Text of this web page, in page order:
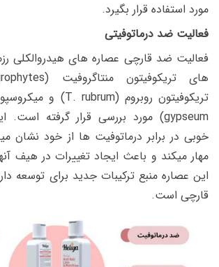
مورد استفاده قرار بگیرد.
فعالیت ضد درماتوفیتی
فعالیت ضد قارچی عصاره های هیدروالکلی
های تریکوفیتون منتاگروفیت (
تریکوفیتون روبروم (T. rubrum) و
gypseum) مورد بررسی قرار گرفته است.
خوبی در برابر درماتوفیت ها از خود نشان
مهار میکند و باعث ایجاد تغییرات در هیف
این عصاره منبع ترکیبات جدید برای توسعه
قارچی است.